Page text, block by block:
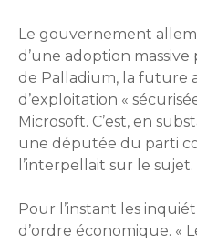
Le gouvernement
d’une adoption
de Palladium, la future
d’exploitation «
Microsoft. C’est, en
une députée du parti
l’interpellait sur le sujet.
Pour l’instant les
d’ordre économique. «